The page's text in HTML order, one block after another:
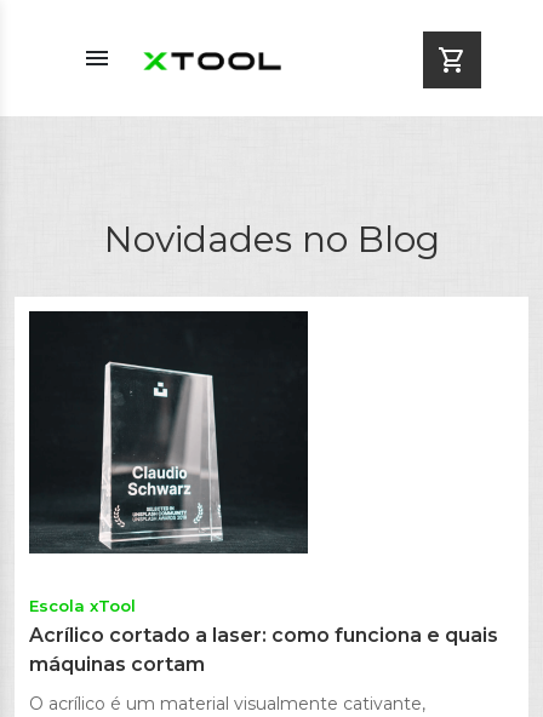
menu shopping_cart
Novidades no Blog
Escola xTool
Acrílico cortado a laser: como funciona e quais
máquinas cortam
O acrílico é um material visualmente cativante,